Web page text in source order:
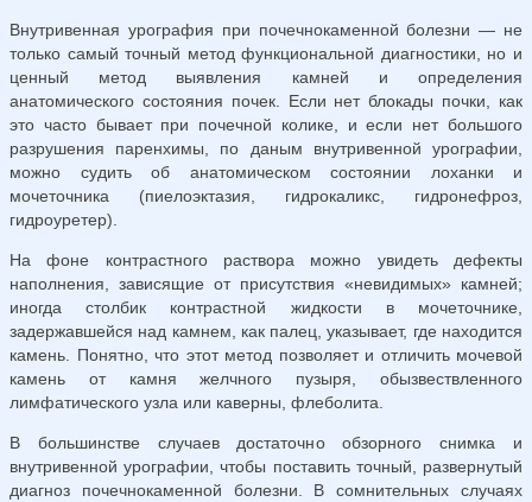
Внутривенная урография при почечнокаменной болезни — не
только самый точный метод функциональной диагностики, но и
цен­ный метод выявления камней и определения
анатомического состояния почек. Если нет блокады почки, как
это часто бывает при почечной колике, и если нет большого
разрушения паренхимы, по даным внутривенной урографии,
можно судить об анатомическом состоянии лоханки и
мочеточника (пиелоэктазия, гидрокаликс, гидронефроз,
гидроуретер).
На фоне контрастного раствора можно увидеть дефекты
наполнения, зависящие от присутствия «невидимых» камней;
иногда столбик контрастной жидкости в мочеточнике,
задержавшейся над камнем, как палец, указывает, где находится
камень. Понятно, что этот метод позволяет и отличить мочевой
камень от камня желчного пузыря, обызвествленного
лимфатического узла или каверны, флеболита.
В большинстве случаев достаточно обзорного снимка и
внутривенной урографии, чтобы поставить точный, развернутый
диагноз почечнокаменной болезни. В сомнительных случаях